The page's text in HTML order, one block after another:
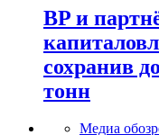
BP и
сохранив
тонн
Медиа